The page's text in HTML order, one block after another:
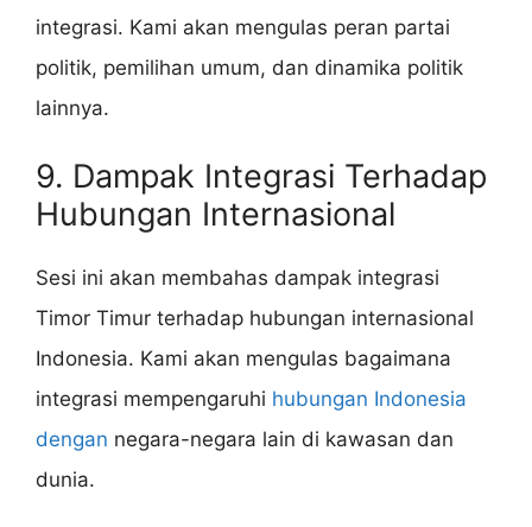
integrasi. Kami akan mengulas peran partai
politik, pemilihan umum, dan dinamika politik
lainnya.
9. Dampak Integrasi Terhadap
Hubungan Internasional
Sesi ini akan membahas dampak integrasi
Timor Timur terhadap hubungan internasional
Indonesia. Kami akan mengulas bagaimana
integrasi mempengaruhi hubungan Indonesia
dengan negara-negara lain di kawasan dan
dunia.